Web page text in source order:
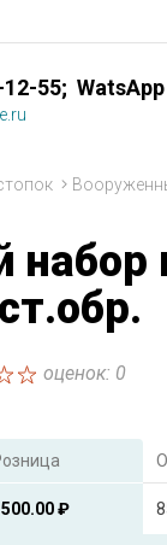
55;
набор
оценок: 0
₽